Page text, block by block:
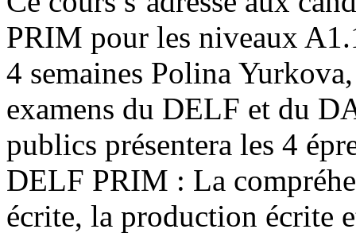
PRIM pour les niveaux
4 semaines Polina
examens du DELF et du
publics présentera les 4
DELF PRIM : La
écrite, la production écrite